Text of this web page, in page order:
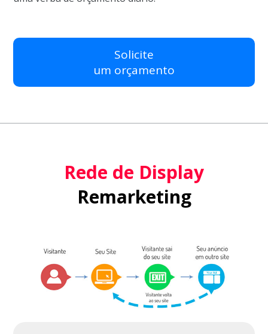
Solicite
um orçamento
Rede de Display
Remarketing